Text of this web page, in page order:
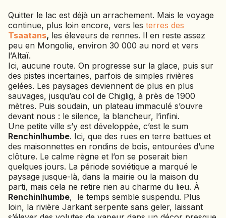
Quitter le lac est déjà un arrachement. Mais le voyage
continue, plus loin encore, vers les terres des
Tsaatans, les éleveurs de rennes. Il en reste assez
peu en Mongolie, environ 30 000 au nord et vers
l’Altaï.
Ici, aucune route. On progresse sur la glace, puis sur
des pistes incertaines, parfois de simples rivières
gelées. Les paysages deviennent de plus en plus
sauvages, jusqu’au col de Chiglig, à près de 1900
mètres. Puis soudain, un plateau immaculé s’ouvre
devant nous : le silence, la blancheur, l’infini.
Une petite ville s’y est développée, c’est le sum
Renchinlhumbe. Ici, que des rues en terre battues et
des maisonnettes en rondins de bois, entourées d’une
clôture. Le calme règne et l’on se poserait bien
quelques jours. La période soviétique a marqué le
paysage jusque-là, dans la mairie ou la maison du
parti, mais cela ne retire rien au charme du lieu. À
Renchinlhumbe, le temps semble suspendu. Plus
loin, la rivière Jarkant serpente sans geler, laissant